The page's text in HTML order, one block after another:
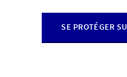
SE PROTÉGER